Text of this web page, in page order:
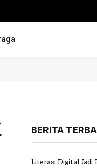
BERITA
Literasi Digital